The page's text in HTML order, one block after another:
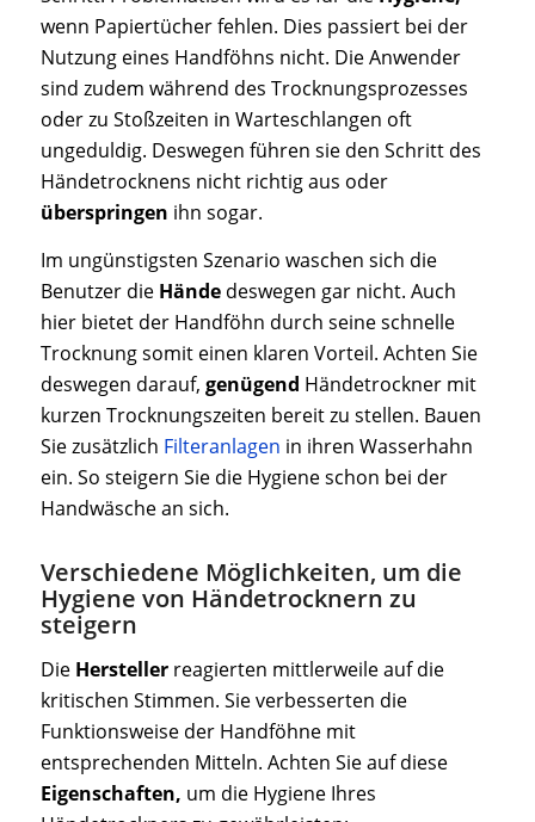
wenn Papiertücher fehlen. Dies passiert bei der
Nutzung eines Handföhns nicht. Die Anwender
sind zudem während des Trocknungsprozesses
oder zu Stoßzeiten in Warteschlangen oft
ungeduldig. Deswegen führen sie den Schritt des
Händetrocknens nicht richtig aus oder
überspringen ihn sogar.
Im ungünstigsten Szenario waschen sich die
Benutzer die Händedeswegen gar nicht. Auch
hier bietet der Handföhn durch seine schnelle
Trocknung somit einen klaren Vorteil. Achten Sie
deswegen darauf, genügend Händetrockner mit
kurzen Trocknungszeiten bereit zu stellen. Bauen
Sie zusätzlich Filteranlagen in ihren Wasserhahn
ein. So steigern Sie die Hygiene schon bei der
Handwäsche an sich.
Verschiedene Möglichkeiten, um die
Hygiene von Händetrocknern zu
steigern
Die Herstellerreagierten mittlerweile auf die
kritischen Stimmen. Sie verbesserten die
Funktionsweise der Handföhne mit
entsprechenden Mitteln. Achten Sie auf diese
Eigenschaften, um die Hygiene Ihres